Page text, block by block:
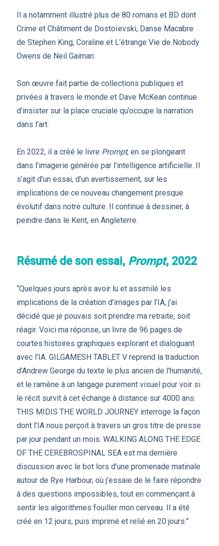
Il a notamment illustré plus de 80 romans et BD dont
Crime et Châtiment de Dostoïevski, Danse Macabre
de Stephen King, Coraline et L’étrange Vie de Nobody
Owens de Neil Gaiman.
Son œuvre fait partie de collections publiques et
privées à travers le monde et Dave McKean continue
d’insister sur la place cruciale qu’occupe la narration
dans l’art.
En 2022, il a créé le livre Prompt, en se plongeant
dans l’imagerie générée par l’intelligence artificielle. Il
s’agit d’un essai, d’un avertissement, sur les
implications de ce nouveau changement presque
évolutif dans notre culture. Il continue à dessiner, à
peindre dans le Kent, en Angleterre.
Résumé de son essai, Prompt, 2022
“Quelques jours après avoir lu et assimilé les
implications de la création d’images par l’IA, j’ai
décidé que je pouvais soit prendre ma retraite, soit
réagir. Voici ma réponse, un livre de 96 pages de
courtes histoires graphiques explorant et dialoguant
avec l’IA. GILGAMESH TABLET V reprend la traduction
d’Andrew George du texte le plus ancien de l’humanité,
et le ramène à un langage purement visuel pour voir si
le récit survit à cet échange à distance sur 4000 ans.
THIS MIDIS THE WORLD JOURNEY interroge la façon
dont l’IA nous perçoit à travers un gros titre de presse
par jour pendant un mois. WALKING ALONG THE EDGE
OF THE CEREBROSPINAL SEA est ma dernière
discussion avec le bot lors d’une promenade matinale
autour de Rye Harbour, où j’essaie de le faire répondre
à des questions impossibles, tout en commençant à
sentir les algorithmes fouiller mon cerveau. Il a été
créé en 12 jours, puis imprimé et relié en 20 jours.”